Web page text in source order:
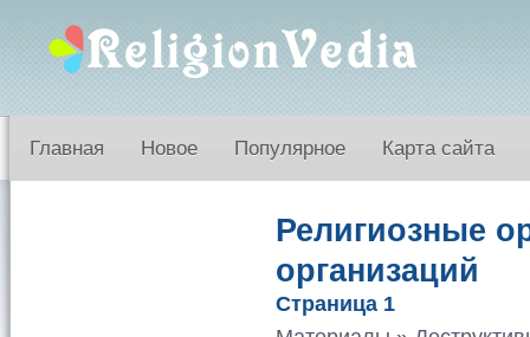
Главная Новое Популярное Карта сайта
Религиозные
организаций
Страница 1